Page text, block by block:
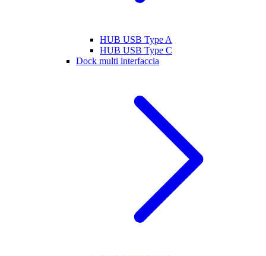
HUB USB Type A
HUB USB Type C
Dock multi interfaccia